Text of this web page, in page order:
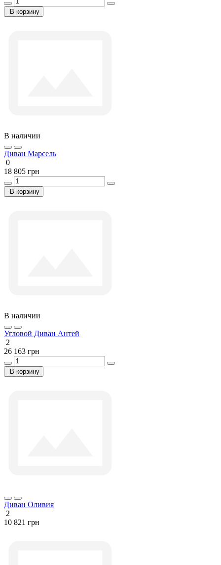
В корзину
В наличии
Диван Марсель
0
18 805 грн
В корзину
В наличии
Угловой Диван Антей
2
26 163 грн
В корзину
Диван Оливия
2
10 821 грн